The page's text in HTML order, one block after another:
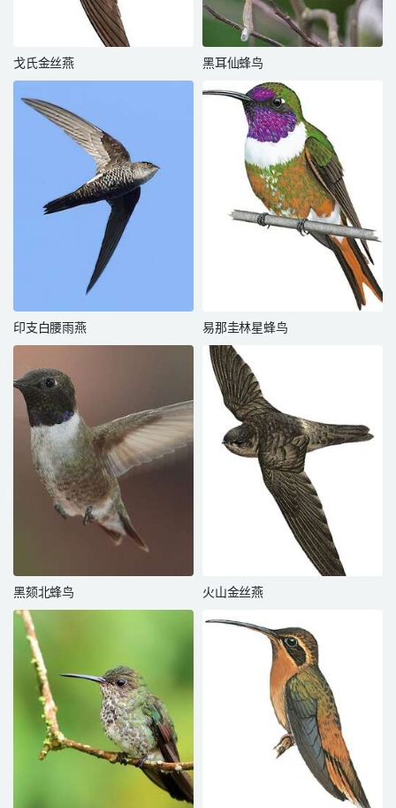
戈氏金丝燕 黑耳仙蜂鸟
印支白腰雨燕 易那圭林星蜂鸟
黑颏北蜂鸟 火山金丝燕